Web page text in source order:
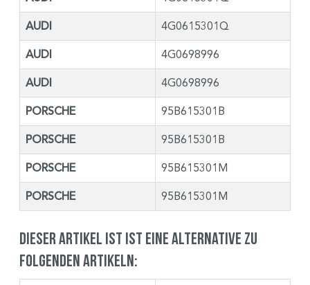
AUDI 4G0615301Q
AUDI 4G0698996
AUDI 4G0698996
PORSCHE 95B615301B
PORSCHE 95B615301B
PORSCHE 95B615301M
PORSCHE 95B615301M
Dieser Artikel ist ist eine Alternative zu
folgenden Artikeln: